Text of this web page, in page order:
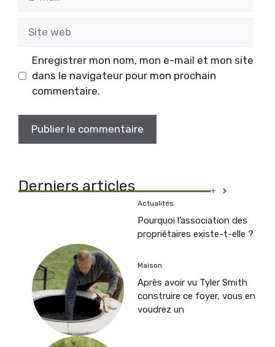
Enregistrer mon nom, mon e-mail et mon site
dans le navigateur pour mon prochain
commentaire.
Derniers articles +
Actualités
Pourquoi l’association des
propriétaires existe-t-elle ?
Maison
Après avoir vu Tyler Smith
construire ce foyer, vous en
voudrez un